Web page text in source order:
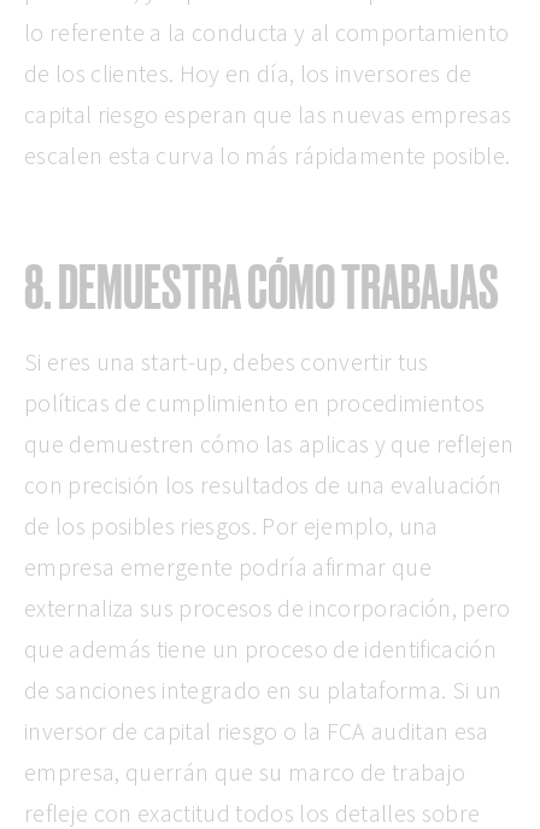
lo referente a la conducta y al comportamiento
de los clientes. Hoy en día, los inversores de
capital riesgo esperan que las nuevas empresas
escalen esta curva lo más rápidamente posible.
8. DEMUESTRA CÓMO TRABAJAS
Si eres una start-up, debes convertir tus
políticas de cumplimiento en procedimientos
que demuestren cómo las aplicas y que reflejen
con precisión los resultados de una evaluación
de los posibles riesgos. Por ejemplo, una
empresa emergente podría afirmar que
externaliza sus procesos de incorporación, pero
que además tiene un proceso de identificación
de sanciones integrado en su plataforma. Si un
inversor de capital riesgo o la FCA auditan esa
empresa, querrán que su marco de trabajo
refleje con exactitud todos los detalles sobre